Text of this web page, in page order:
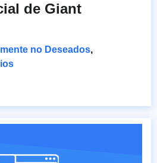
de Giant
no Deseados,